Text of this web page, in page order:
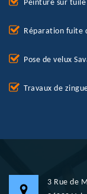
Peinture sur tuile
Réparation fuite
Pose de velux
Travaux de
3 Rue de